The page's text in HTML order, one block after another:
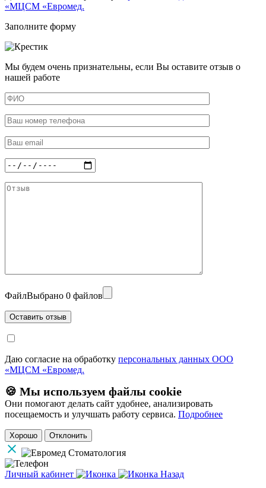
«МЦСМ «Евромед.
Заполните форму
Мы будем очень признательны, если Вы оставите отзыв о
нашей работе
ФайлВыбрано 0 файлов
Даю согласие на обработку персональных данных ООО
«МЦСМ «Евромед.
🍪 Мы используем файлы cookie
Они помогают делать сайт удобнее, анализировать
посещаемость и улучшать работу сервиса. Подробнее
Хорошо Отклонить
Личный кабинет
Назад